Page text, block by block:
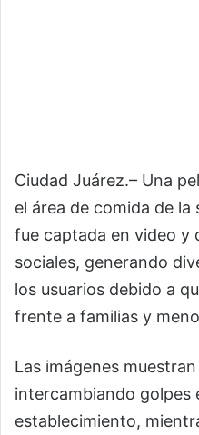
Ciudad Juárez.– Una
el área de comida de
fue captada en video y
sociales, generando
los usuarios debido a
frente a familias y
Las imágenes
intercambiando golpes
establecimiento,